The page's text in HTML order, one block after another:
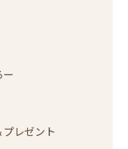
レゼント